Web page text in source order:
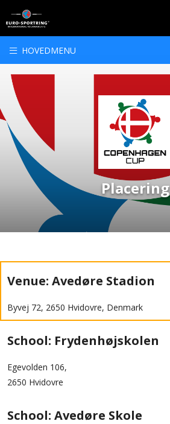
HOVEDMENU
Placering
Venue: Avedøre Stadion
Byvej 72, 2650 Hvidovre, Denmark
School: Frydenhøjskolen
Egevolden 106,
2650 Hvidovre
School: Avedøre Skole